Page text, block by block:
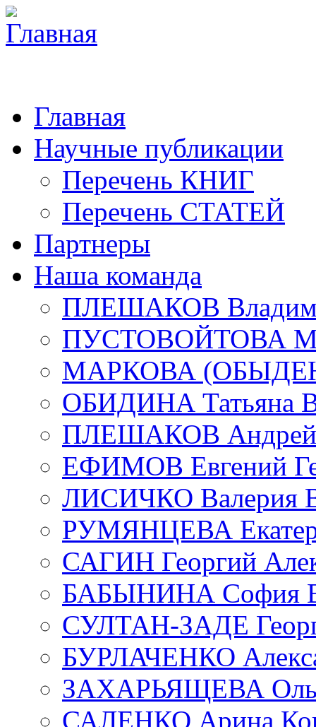
Главная
Научные публикации
Перечень КНИГ
Перечень СТАТЕЙ
Партнеры
Наша команда
ПЛЕШАКОВ
ПУСТОВОЙТОВА
МАРКОВА
ОБИДИНА Татьяна
ПЛЕШАКОВ Андрей
ЕФИМОВ Евгений
ЛИСИЧКО Валерия
РУМЯНЦЕВА
САГИН Георгий
БАБЫНИНА София
СУЛТАН-ЗАДЕ
БУРЛАЧЕНКО
ЗАХАРЬЯЩЕВА
САЛЕНКО Арина